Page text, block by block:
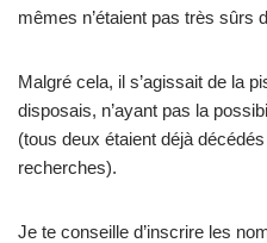
mêmes n’étaient pas très sûrs
Malgré cela, il s’agissait de la
disposais, n’ayant pas la
(tous deux étaient déjà
recherches).
Je te conseille d’inscrire les